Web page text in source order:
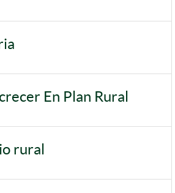
En Plan Rural
rural